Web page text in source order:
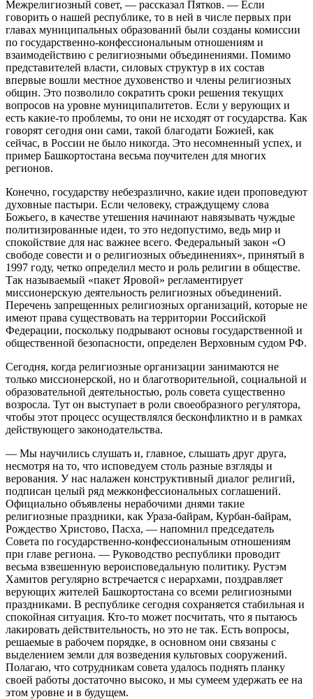
Межрелигиозный совет, — рассказал Пятков. — Если
говорить о нашей республике, то в ней в числе первых при
главах муниципальных образований были созданы комиссии
по государственно-конфессиональным отношениям и
взаимодействию с религиозными объединениями. Помимо
представителей власти, силовых структур в их состав
впервые вошли местное духовенство и члены религиозных
общин. Это позволило сократить сроки решения текущих
вопросов на уровне муниципалитетов. Если у верующих и
есть какие-то проблемы, то они не исходят от государства. Как
говорят сегодня они сами, такой благодати Божией, как
сейчас, в России не было никогда. Это несомненный успех, и
пример Башкортостана весьма поучителен для многих
регионов.
Конечно, государству небезразлично, какие идеи проповедуют
духовные пастыри. Если человеку, страждущему слова
Божьего, в качестве утешения начинают навязывать чуждые
политизированные идеи, то это недопустимо, ведь мир и
спокойствие для нас важнее всего. Федеральный закон «О
свободе совести и о религиозных объединениях», принятый в
1997 году, четко определил место и роль религии в обществе.
Так называемый «пакет Яровой» регламентирует
миссионерскую деятельность религиозных объединений.
Перечень запрещенных религиозных организаций, которые не
имеют права существовать на территории Российской
Федерации, поскольку подрывают основы государственной и
общественной безопасности, определен Верховным судом РФ.
Сегодня, когда религиозные организации занимаются не
только миссионерской, но и благотворительной, социальной и
образовательной деятельностью, роль совета существенно
возросла. Тут он выступает в роли своеобразного регулятора,
чтобы этот процесс осуществлялся бесконфликтно и в рамках
действующего законодательства.
— Мы научились слушать и, главное, слышать друг друга,
несмотря на то, что исповедуем столь разные взгляды и
верования. У нас налажен конструктивный диалог религий,
подписан целый ряд межконфессиональных соглашений.
Официально объявлены нерабочими днями такие
религиозные праздники, как Ураза-байрам, Курбан-байрам,
Рождество Христово, Пасха, — напомнил председатель
Совета по государственно-конфессиональным отношениям
при главе региона. — Руководство республики проводит
весьма взвешенную вероисповедальную политику. Рустэм
Хамитов регулярно встречается с иерархами, поздравляет
верующих жителей Башкортостана со всеми религиозными
праздниками. В республике сегодня сохраняется стабильная и
спокойная ситуация. Кто-то может посчитать, что я пытаюсь
лакировать действительность, но это не так. Есть вопросы,
решаемые в рабочем порядке, в основном они связаны с
выделением земли для возведения культовых сооружений.
Полагаю, что сотрудникам совета удалось поднять планку
своей работы достаточно высоко, и мы сумеем удержать ее на
этом уровне и в будущем.